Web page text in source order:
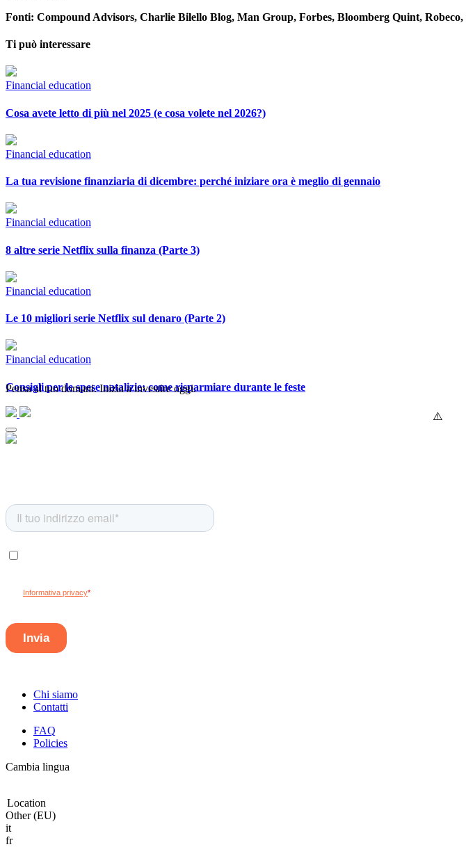
Fonti: Compound Advisors, Charlie Bilello Blog, Man Group, Forbes, Bloomberg Quint,
Ti può interessare
Financial education
Cosa avete letto di più nel 2025 (e cosa volete nel 2026?)
Financial education
La tua revisione finanziaria di dicembre: perché iniziare ora è meglio di gennaio
Financial education
8 altre serie Netflix sulla finanza (Parte 3)
Financial education
Le 10 migliori serie Netflix sul denaro (Parte 2)
Financial education
Consigli per le spese natalizie: come risparmiare durante le feste
Pensa al tuo domani. Inizia a investire oggi.
Chi siamo
Contatti
FAQ
Policies
Cambia lingua
Location
Other (EU)
it
fr